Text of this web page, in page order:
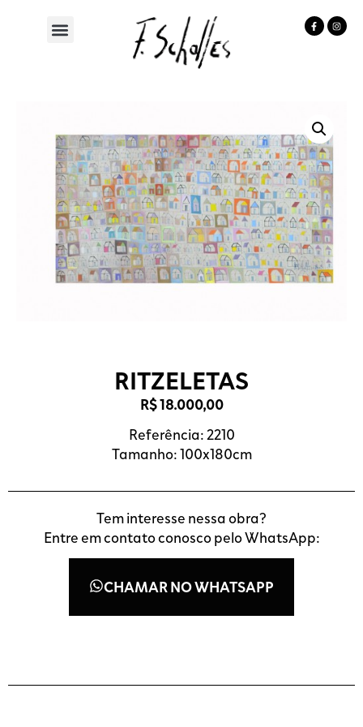
RITZELETAS
R$18.000,00
Referência: 2210
Tamanho: 100x180cm
Tem interesse nessa obra?
Entre em contato conosco pelo WhatsApp:
CHAMAR NO WHATSAPP